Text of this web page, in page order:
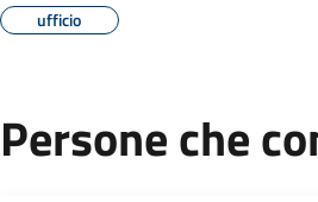
ufficio
Persone che